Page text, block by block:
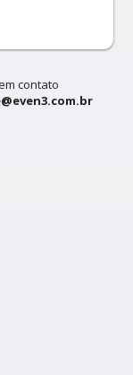
contato